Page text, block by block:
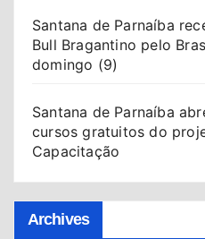
Santana de Parnaíba
Bull Bragantino pelo
domingo (9)
Santana de Parnaíba
cursos gratuitos do
Capacitação
Archives